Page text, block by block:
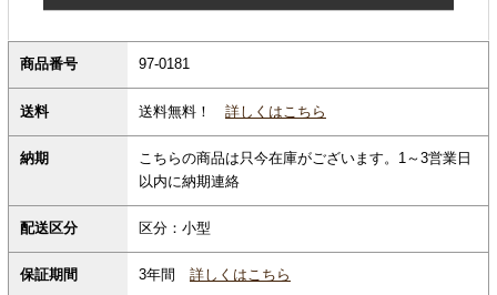
商品番号 97-0181
送料 送料無料！ 詳しくはこちら
納期
こちらの商品は只今在庫がございます。1～3営業日
以内に納期連絡
配送区分 区分：小型
保証期間 3年間 詳しくはこちら